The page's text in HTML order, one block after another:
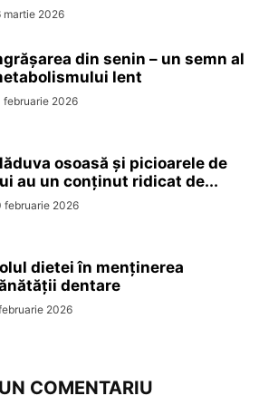
martie 2026
din senin – un semn al
lent
februarie 2026
osoasă și picioarele de
au un conținut ridicat de...
februarie 2026
dietei în menținerea
dentare
2026
COMENTARIU